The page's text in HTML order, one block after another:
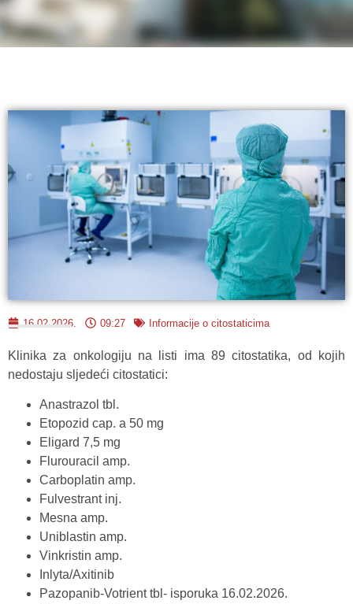
16.02.2026. 09:27 Informacije o citostaticima
Klinika za onkologiju na listi ima 89 citostatika, od kojih
nedostaju sljedeći citostatici:
Anastrazol tbl.
Etopozid cap. a 50 mg
Eligard 7,5 mg
Flurouracil amp.
Carboplatin amp.
Fulvestrant inj.
Mesna amp.
Uniblastin amp.
Vinkristin amp.
Inlyta/Axitinib
Pazopanib-Votrient tbl- isporuka 16.02.2026.